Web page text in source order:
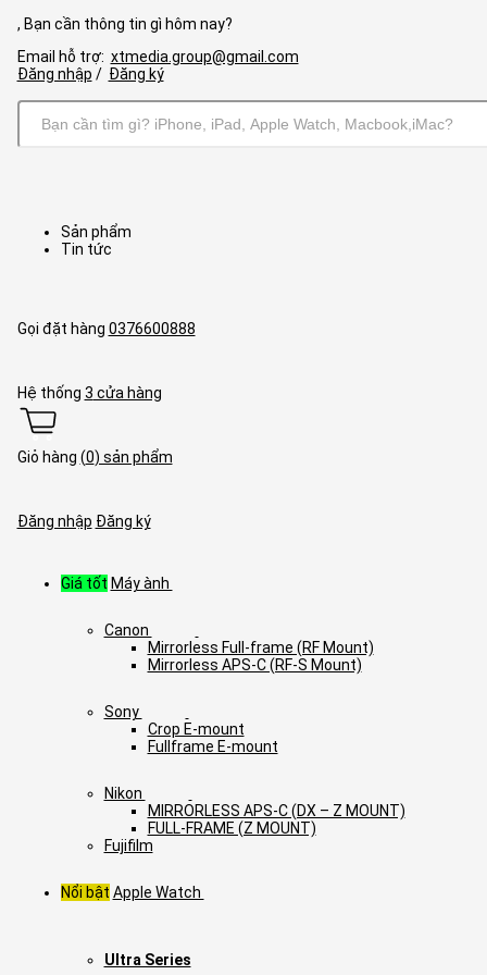
, Bạn cần thông tin gì hôm nay?
Email hỗ trợ: xtmedia.group@gmail.com
Đăng nhập / Đăng ký
Sản phẩm
Tin tức
Gọi đặt hàng 0376600888
Hệ thống 3 cửa hàng
Giỏ hàng (0) sản phẩm
Đăng nhập Đăng ký
Giá tốt Máy ành
Canon
Mirrorless Full-frame (RF Mount)
Mirrorless APS-C (RF-S Mount)
Sony
Crop E-mount
Fullframe E-mount
Nikon
MIRRORLESS APS-C (DX – Z MOUNT)
FULL-FRAME (Z MOUNT)
Fujifilm
Nổi bật Apple Watch
Ultra Series